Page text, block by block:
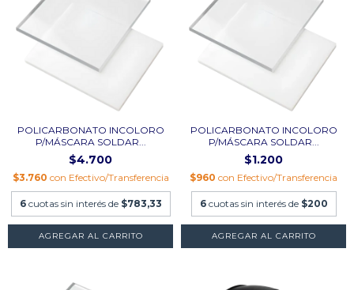
POLICARBONATO INCOLORO
P/MÁSCARA SOLDAR...
$4.700
$3.760 con Efectivo/Transferencia
6 cuotas sin interés de $783,33
POLICARBONATO INCOLORO
P/MÁSCARA SOLDAR...
$1.200
$960 con Efectivo/Transferencia
6 cuotas sin interés de $200